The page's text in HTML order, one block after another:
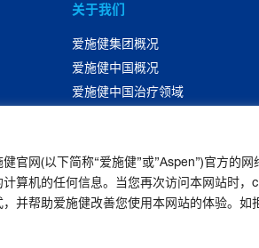
官网(以下简称“爱施健”或”Aspen”)官方的
算机的任何信息。当您再次访问本网站时
并帮助爱施健改善您使用本网站的体验。
关于我们
爱施健集团概况
爱施健中国概况
爱施健中国治疗领域
联系